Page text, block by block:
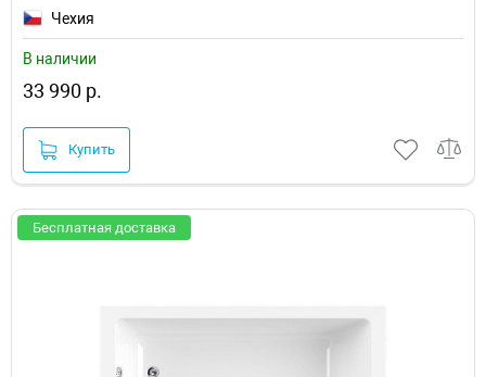
Чехия
В наличии
33 990 р.
Купить
Бесплатная доставка